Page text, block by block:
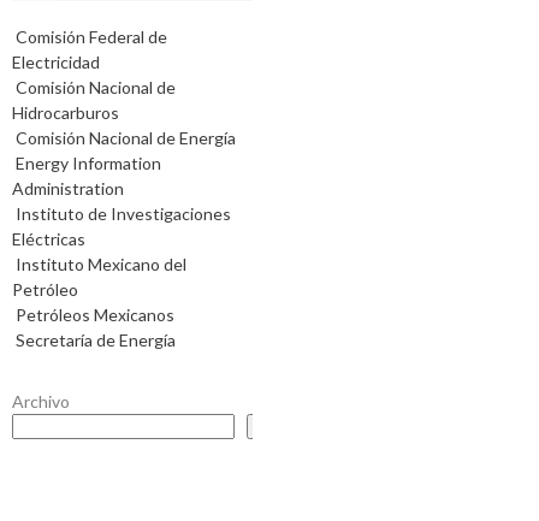
Comisión Federal de
Electricidad
Comisión Nacional de
Hidrocarburos
Comisión Nacional de Energía
Energy Information
Administration
Instituto de Investigaciones
Eléctricas
Instituto Mexicano del
Petróleo
Petróleos Mexicanos
Secretaría de Energía
Archivo